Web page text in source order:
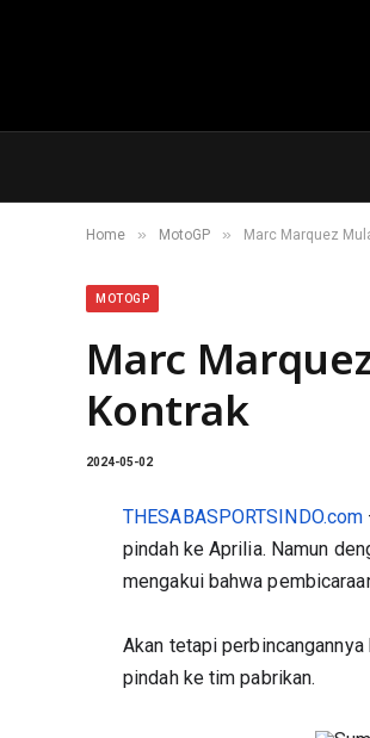
Home » MotoGP » Marc Marquez
MOTOGP
Marc
Kontrak
2024-05-02
THESABASPORTSINDO.com
pindah ke Aprilia. Namun
mengakui bahwa
Akan tetapi
pindah ke tim pabrikan.